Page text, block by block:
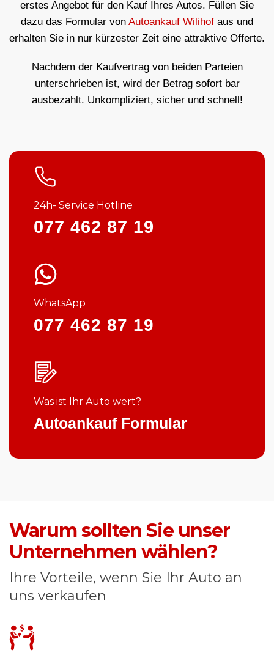
erstes Angebot für den Kauf Ihres Autos. Füllen Sie
dazu das Formular von Autoankauf Wilihof aus und
erhalten Sie in nur kürzester Zeit eine attraktive Offerte.
Nachdem der Kaufvertrag von beiden Parteien
unterschrieben ist, wird der Betrag sofort bar
ausbezahlt. Unkompliziert, sicher und schnell!
24h- Service Hotline
077 462 87 19
WhatsApp
077 462 87 19
Was ist Ihr Auto wert?
Autoankauf Formular
Warum sollten Sie unser
Unternehmen wählen?
Ihre Vorteile, wenn Sie Ihr Auto an
uns verkaufen